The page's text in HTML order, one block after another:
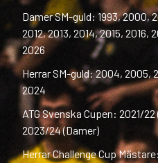
Damer SM-guld: 1993, 2000,
2012, 2013, 2014, 2015, 2016,
2026
Herrar SM-guld: 2004, 2005,
2024
ATG Svenska Cupen: 2021/
2023/24 (Damer)
Herrar Challenge Cup